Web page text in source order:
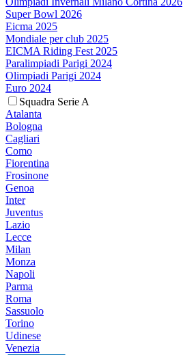
Super Bowl 2026
Eicma 2025
Mondiale per club 2025
EICMA Riding Fest 2025
Paralimpiadi Parigi 2024
Olimpiadi Parigi 2024
Euro 2024
Squadra Serie A
Atalanta
Bologna
Cagliari
Como
Fiorentina
Frosinone
Genoa
Inter
Juventus
Lazio
Lecce
Milan
Monza
Napoli
Parma
Roma
Sassuolo
Torino
Udinese
Venezia